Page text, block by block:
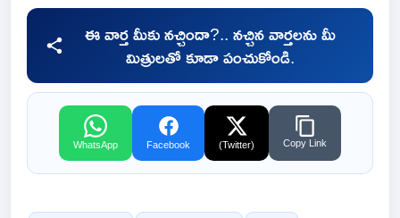
ఈ వార్త మీకు నచ్చిందా?.. నచ్చిన వార్తలను మీ
మిత్రులతో కూడా పంచుకోండి.
WhatsApp Facebook (Twitter) Copy Link